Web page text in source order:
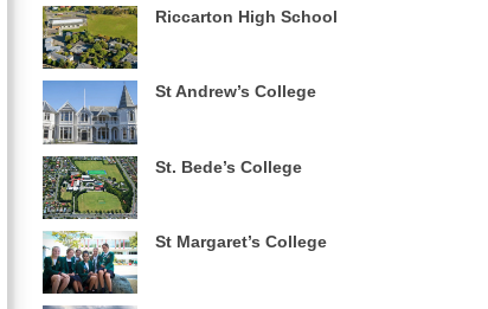
Riccarton High School
St Andrew’s College
St. Bede’s College
St Margaret’s College